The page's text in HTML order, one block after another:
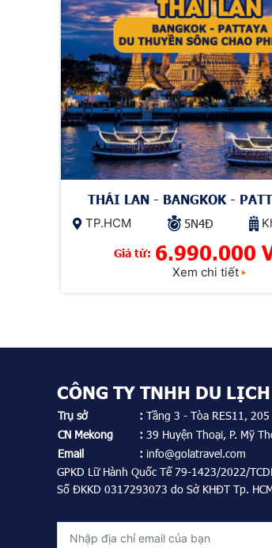
THÁI LAN - BANGKOK -
THUYỀN SÔNG CHAO
TP.HCM 5N4Đ
Giá từ: 6.990.000
Xem chi tiết
CÔNG TY TNHH DU
Trụ sở : Tầng 3 - Tòa RES11, 205
CN Mekong
: 39 Huyện Thoại, P. Mỹ
Email
: info@golatravel.com
GPKD Lữ Hành Quốc Tế 79-1423/2022/
Số ĐKKD 0317293073 do Sở KHĐT Tp.